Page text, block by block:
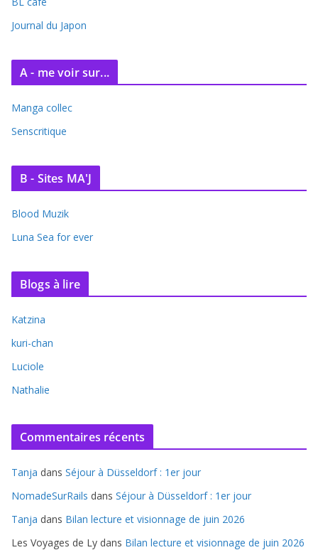
Journal du Japon
A - me voir sur...
Manga collec
Senscritique
B - Sites MA'J
Blood Muzik
Luna Sea for ever
Blogs à lire
Katzina
kuri-chan
Luciole
Nathalie
Commentaires récents
Tanja dans Séjour à Düsseldorf : 1er jour
NomadeSurRails dans Séjour à Düsseldorf : 1er jour
Tanja dans Bilan lecture et visionnage de juin 2026
Les Voyages de Ly dans Bilan lecture et visionnage de juin 2026